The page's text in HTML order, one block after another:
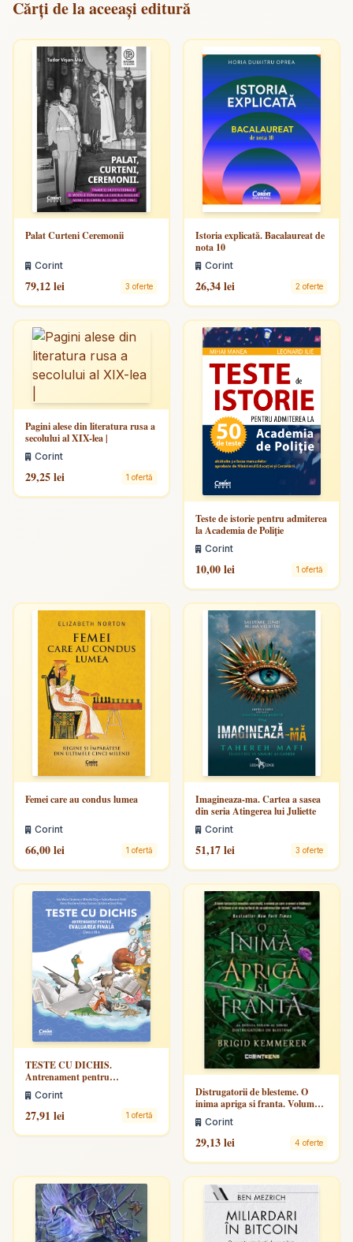
Cărți de la aceeași editură
Palat Curteni Ceremonii
Corint
79,12 lei 3 oferte
Istoria explicată. Bacalaureat de
nota 10
Corint
26,34 lei 2 oferte
Pagini alese din literatura rusa a
secolului al XIX-lea |
Corint
29,25 lei 1 ofertă
Teste de istorie pentru admiterea
la Academia de Poliție
Corint
10,00 lei 1 ofertă
Femei care au condus lumea
Corint
66,00 lei 1 ofertă
Imagineaza-ma. Cartea a sasea
din seria Atingerea lui Juliette
Corint
51,17 lei 3 oferte
TESTE CU DICHIS.
Antrenament pentru
EVALUAREA FINALĂ – Clasa
a III-a
Corint
27,91 lei 1 ofertă
Distrugatorii de blesteme. O
inima apriga si franta. Volumul
2 Corint
29,13 lei 4 oferte